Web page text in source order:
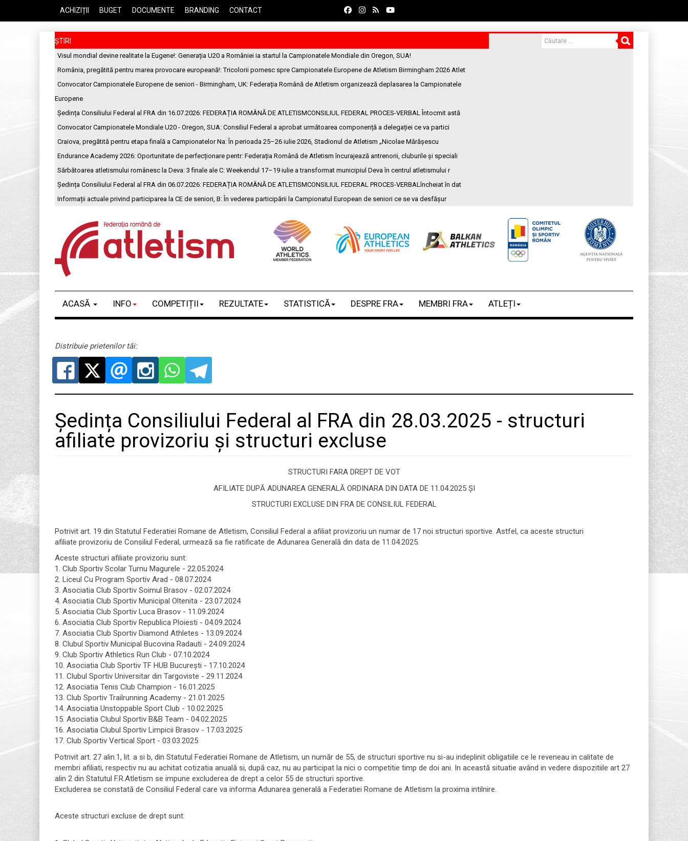
ACHIZIȚII BUGET DOCUMENTE BRANDING CONTACT
ȘTIRI
Visul mondial devine realitate la Eugene!: Generația U20 a României ia startul la Campionatele Mondiale din Oregon, SUA!
România, pregătită pentru marea provocare europeană!: Tricolorii pornesc spre Campionatele Europene de Atletism Birmingham 2026 Atlet
Convocator Campionatele Europene de seniori - Birmingham, UK: Federația Română de Atletism organizează deplasarea la Campionatele
Europene
Ședința Consiliului Federal al FRA din 16.07.2026: FEDERAȚIA ROMÂNĂ DE ATLETISMCONSILIUL FEDERAL PROCES-VERBAL Întocmit astă
Convocator Campionatele Mondiale U20 - Oregon, SUA: Consiliul Federal a aprobat următoarea componență a delegației ce va partici
Craiova, pregătită pentru etapa finală a Campionatelor Na: În perioada 25–26 iulie 2026, Stadionul de Atletism „Nicolae Mărășescu
Endurance Academy 2026: Oportunitate de perfecționare pentr: Federația Română de Atletism încurajează antrenorii, cluburile și speciali
Sărbătoarea atletismului românesc la Deva: 3 finale ale C: Weekendul 17–19 iulie a transformat municipiul Deva în centrul atletismului r
Ședința Consiliului Federal al FRA din 06.07.2026: FEDERAȚIA ROMÂNĂ DE ATLETISMCONSILIUL FEDERAL PROCES-VERBALîncheiat în dat
Informații actuale privind participarea la CE de seniori, B: În vederea participării la Campionatul European de seniori ce se va desfășur
ACASĂ INFO COMPETIȚII REZULTATE STATISTICĂ DESPRE FRA MEMBRI FRA ATLEȚI
Distribuie prietenilor tăi:
Ședința Consiliului Federal al FRA din 28.03.2025 - structuri
afiliate provizoriu și structuri excluse
STRUCTURI FARA DREPT DE VOT
AFILIATE DUPĂ ADUNAREA GENERALĂ ORDINARA DIN DATA DE 11.04.2025 ȘI
STRUCTURI EXCLUSE DIN FRA DE CONSILIUL FEDERAL
Potrivit art. 19 din Statutul Federatiei Romane de Atletism, Consiliul Federal a afiliat provizoriu un numar de 17 noi structuri sportive. Astfel, ca aceste structuri
afiliate provizoriu de Consiliul Federal, urmează sa fie ratificate de Adunarea Generală din data de 11.04.2025.
Aceste structuri afiliate provizoriu sunt:
1. Club Sportiv Scolar Turnu Magurele - 22.05.2024
2. Liceul Cu Program Sportiv Arad - 08.07.2024
3. Asociatia Club Sportiv Soimul Brasov - 02.07.2024
4. Asociatia Club Sportiv Municipal Oltenita - 23.07.2024
5. Asociatia Club Sportiv Luca Brasov - 11.09.2024
6. Asociatia Club Sportiv Republica Ploiesti - 04.09.2024
7. Asociatia Club Sportiv Diamond Athletes - 13.09.2024
8. Clubul Sportiv Municipal Bucovina Radauti - 24.09.2024
9. Club Sportiv Athletics Run Club - 07.10.2024
10. Asociatia Club Sportiv TF HUB Bucureşti - 17.10.2024
11. Clubul Sportiv Universitar din Targoviste - 29.11.2024
12. Asociatia Tenis Club Champion - 16.01.2025
13. Club Sportiv Trailrunning Academy - 21.01.2025
14. Asociatia Unstoppable Sport Club - 10.02.2025
15. Asociatia Clubul Sportiv B&B Team - 04.02.2025
16. Asociatia Clubul Sportiv Limpicii Brasov - 17.03.2025
17. Club Sportiv Vertical Sport - 03.03.2025
Potrivit art. 27 alin.1, lit. a si b, din Statutul Federatiei Romane de Atletism, un număr de 55, de structuri sportive nu si-au indeplinit obligatiile ce le reveneau in calitate de
membri afiliati, respectiv nu au achitat cotizatia anuală si, după caz, nu au participat la nici o competitie timp de doi ani. In această situatie având in vedere dispozitiile art 27
alin 2 din Statutul F.R.Atletism se impune excluderea de drept a celor 55 de structuri sportive.
Excluderea se constată de Consiliul Federal care va informa Adunarea generală a Federatiei Romane de Atletism la proxima intilnire.
Aceste structuri excluse de drept sunt: